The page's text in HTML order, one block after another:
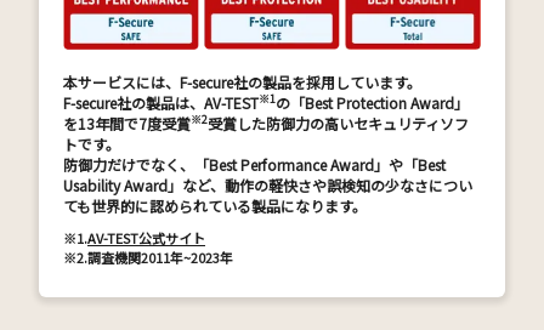
本サービスには、F-secure社の製品を採用しています。
F-secure社の製品は、AV-TEST※1の「Best Protection Award」
を13年間で7度受賞※2受賞した防御力の高いセキュリティソフ
トです。
防御力だけでなく、「Best Performance Award」や「Best
Usability Award」など、動作の軽快さや誤検知の少なさについ
ても世界的に認められている製品になります。
※1.AV-TEST公式サイト
※2.調査機関2011年~2023年